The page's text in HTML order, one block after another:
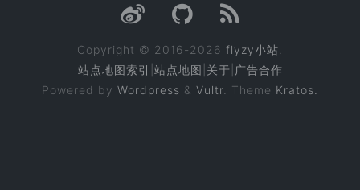
Copyright © 2016-2026 flyzy小站
站点地图索引 站点地图 关于 广告合作
Powered by Wordpress & Vultr . Theme Kratos.